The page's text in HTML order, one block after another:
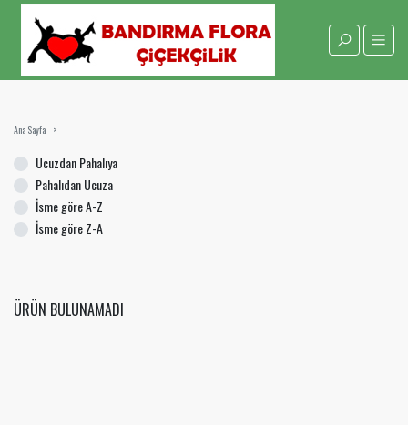
Ana Sayfa
Ucuzdan Pahalıya
Pahalıdan Ucuza
İsme göre A-Z
İsme göre Z-A
ÜRÜN BULUNAMADI